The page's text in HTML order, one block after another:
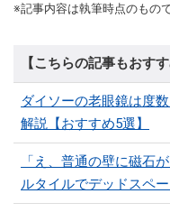
※記事内容は執筆時点のもの
【こちらの記事もおすす
ダイソーの老眼鏡は度
解説【おすすめ5選】
「え、普通の壁に磁石
ルタイルでデッドスペ